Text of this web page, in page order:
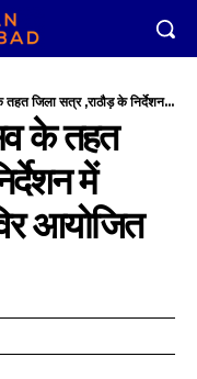
जिला सत्र ,राठौड़ के निर्देशन...
के तहत
में
आयोजित